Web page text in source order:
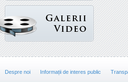
Despre noi Informații de interes public